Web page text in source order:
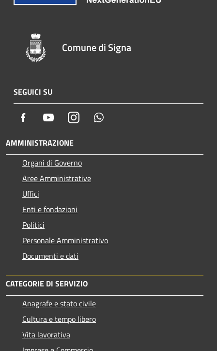
Comune di Signa
SEGUICI SU
Facebook YoutubeInstagram
AMMINISTRAZIONE
Organi di Governo
Aree Amministrative
Uffici
Enti e fondazioni
Politici
Personale Amministrativo
Documenti e dati
CATEGORIE DI SERVIZIO
Anagrafe e stato civile
Cultura e tempo libero
Vita lavorativa